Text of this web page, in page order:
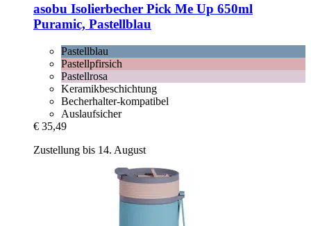
asobu Isolierbecher Pick Me Up 650ml
Puramic, Pastellblau
Pastellblau
Pastellpfirsich
Pastellrosa
Keramikbeschichtung
Becherhalter-kompatibel
Auslaufsicher
€ 35,49
Zustellung bis 14. August